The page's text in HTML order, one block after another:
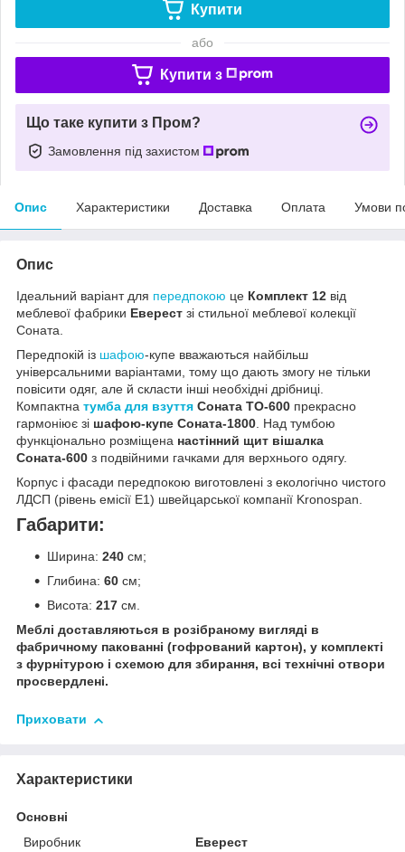
Купити
або
Купити з
Що таке купити з Пром?
Замовлення під захистом
Опис Характеристики Доставка Оплата Умови
Опис
Ідеальний варіант для передпокою це Комплект 12 від
меблевої фабрики Еверест зі стильної меблевої колекції
Соната.
Передпокій із шафою-купе вважаються найбільш
універсальними варіантами, тому що дають змогу не тільки
повісити одяг, але й скласти інші необхідні дрібниці.
Компактна тумба для взуття Соната ТО-600 прекрасно
гармоніює зі шафою-купе Соната-1800 . Над тумбою
функціонально розміщена настінний щит вішалка
Соната-600 з подвійними гачками для верхнього одягу.
Корпус і фасади передпокою виготовлені з екологічно чистого
ЛДСП (рівень емісії Е1) швейцарської компанії Kronospan.
Габарити:
Ширина: 240 см;
Глибина: 60 см;
Висота: 217 см.
Меблі доставляються в розібраному вигляді в
фабричному пакованні (гофрований картон), у комплекті
з фурнітурою і схемою для збирання, всі технічні отвори
просвердлені.
Приховати
Характеристики
Основні
Виробник
Еверест